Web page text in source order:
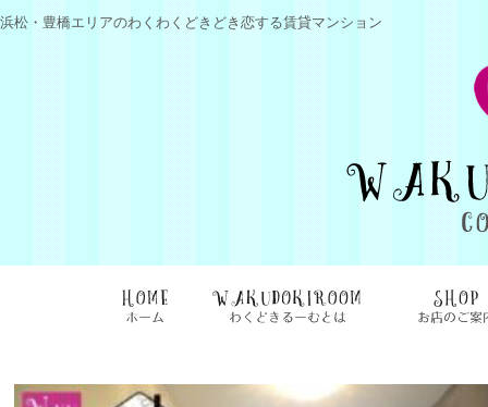
浜松・豊橋エリアのわくわくどきどき恋する賃貸マンション